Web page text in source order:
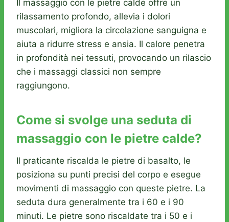
Il massaggio con le pietre calde offre un
rilassamento profondo, allevia i dolori
muscolari, migliora la circolazione sanguigna e
aiuta a ridurre stress e ansia. Il calore penetra
in profondità nei tessuti, provocando un rilascio
che i massaggi classici non sempre
raggiungono.
Come si svolge una seduta di
massaggio con le pietre calde?
Il praticante riscalda le pietre di basalto, le
posiziona su punti precisi del corpo e esegue
movimenti di massaggio con queste pietre. La
seduta dura generalmente tra i 60 e i 90
minuti. Le pietre sono riscaldate tra i 50 e i